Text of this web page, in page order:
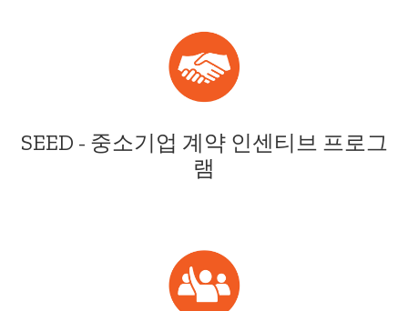
SEED - 중소기업 계약 인센티브 프로그
램